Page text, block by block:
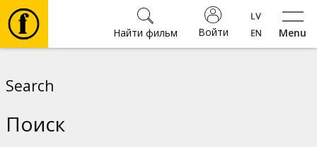
Menu
Войти
Найти фильм
Search
Поиск